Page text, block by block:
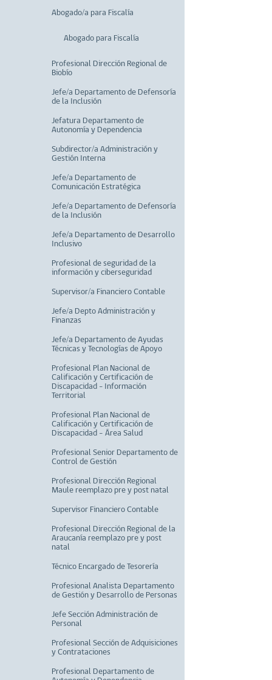
Abogado/a para Fiscalía
Abogado para Fiscalía
Profesional Dirección Regional de
Biobío
Jefe/a Departamento de Defensoría
de la Inclusión
Jefatura Departamento de
Autonomía y Dependencia
Subdirector/a Administración y
Gestión Interna
Jefe/a Departamento de
Comunicación Estratégica
Jefe/a Departamento de Defensoría
de la Inclusión
Jefe/a Departamento de Desarrollo
Inclusivo
Profesional de seguridad de la
información y ciberseguridad
Supervisor/a Financiero Contable
Jefe/a Depto Administración y
Finanzas
Jefe/a Departamento de Ayudas
Técnicas y Tecnologías de Apoyo
Profesional Plan Nacional de
Calificación y Certificación de
Discapacidad - Información
Territorial
Profesional Plan Nacional de
Calificación y Certificación de
Discapacidad – Área Salud
Profesional Senior Departamento de
Control de Gestión
Profesional Dirección Regional
Maule reemplazo pre y post natal
Supervisor Financiero Contable
Profesional Dirección Regional de la
Araucanía reemplazo pre y post
natal
Técnico Encargado de Tesorería
Profesional Analista Departamento
de Gestión y Desarrollo de Personas
Jefe Sección Administración de
Personal
Profesional Sección de Adquisiciones
y Contrataciones
Profesional Departamento de